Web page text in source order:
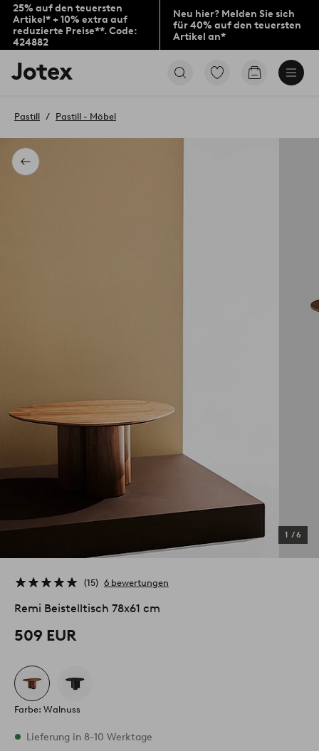
25% auf den teuersten
Artikel* + 10% extra auf
reduzierte Preise**. Code:
424882
Neu hier? Melden Sie sich
für 40% auf den teuersten
Artikel an*
Jotex-
Logo
Startseite
Zu
Zum
Zurück
Pastill Pastill - Möbel
1 /6
15 6 bewertungen
Remi Beistelltisch 78x61 cm
509 EUR
Farbe: Walnuss
Vorrätig
Lieferung in 8-10 Werktage